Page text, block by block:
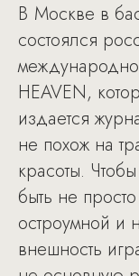
В Москве в
состоялся
HEAVEN,
издается
не похож на
красоты.
быть не
остроумной и
внешность